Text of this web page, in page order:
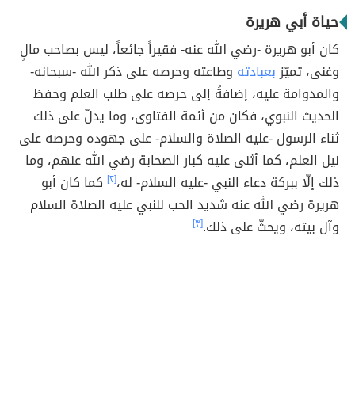
حياة أبي هريرة
كان أبو هريرة -رضي الله عنه- فقيراً جائعاً، ليس بصاحب مالٍ
وغنى، تميّزبعبادته وطاعته وحرصه على ذكر الله -سبحانه-
والمدوامة عليه، إضافةً إلى حرصه على طلب العلم وحفظ
الحديث النبوي، فكان من أئمة الفتاوى، وما يدلّ على ذلك
ثناء الرسول -عليه الصلاة والسلام- على جهوده وحرصه على
نيل العلم، كما أثنى عليه كبار الصحابة رضي الله عنهم، وما
ذلك إلّا ببركة دعاء النبي -عليه السلام- له،[٢]
كما كان أبو
هريرة رضي الله عنه شديد الحب للنبي عليه الصلاة السلام
وآل بيته، ويحثّ على ذلك.[٣]